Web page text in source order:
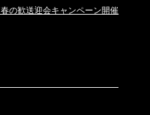
の歓送迎会キャンペーン開催